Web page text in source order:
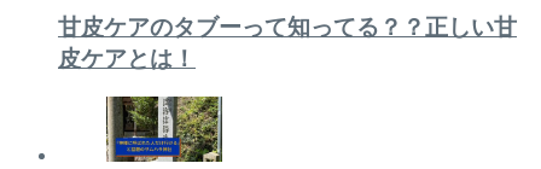
甘皮ケアのタブーって知ってる？？正しい甘
皮ケアとは！